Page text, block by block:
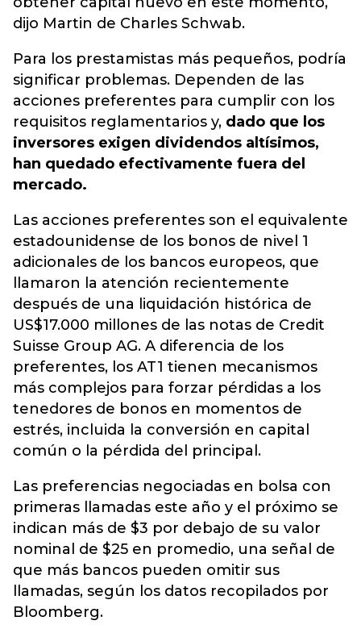
dijo Martin de Charles Schwab.
Para los prestamistas más pequeños, podría
significar problemas. Dependen de las
acciones preferentes para cumplir con los
requisitos reglamentarios y, dado que los
inversores exigen dividendos altísimos,
han quedado efectivamente fuera del
mercado.
Las acciones preferentes son el equivalente
estadounidense de los bonos de nivel 1
adicionales de los bancos europeos, que
llamaron la atención recientemente
después de una liquidación histórica de
US$17.000 millones de las notas de Credit
Suisse Group AG. A diferencia de los
preferentes, los AT1 tienen mecanismos
más complejos para forzar pérdidas a los
tenedores de bonos en momentos de
estrés, incluida la conversión en capital
común o la pérdida del principal.
Las preferencias negociadas en bolsa con
primeras llamadas este año y el próximo se
indican más de $3 por debajo de su valor
nominal de $25 en promedio, una señal de
que más bancos pueden omitir sus
llamadas, según los datos recopilados por
Bloomberg.